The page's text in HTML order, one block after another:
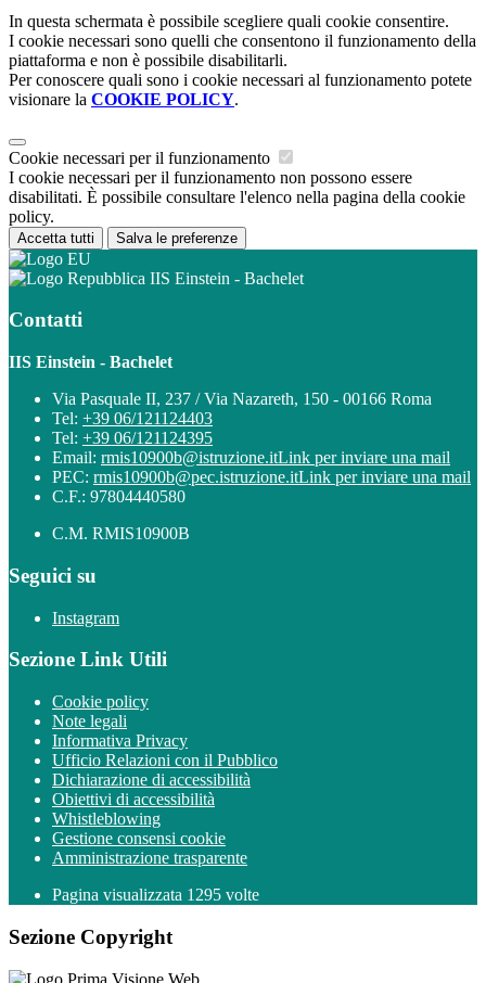
In questa schermata è possibile scegliere quali cookie consentire.
I cookie necessari sono quelli che consentono il funzionamento della
piattaforma e non è possibile disabilitarli.
Per conoscere quali sono i cookie necessari al funzionamento potete
visionare la COOKIE POLICY.
Cookie necessari per il funzionamento
I cookie necessari per il funzionamento non possono essere
disabilitati. È possibile consultare l'elenco nella pagina della cookie
policy.
Accetta tutti Salva le preferenze
IIS Einstein - Bachelet
Contatti
IIS Einstein - Bachelet
Via Pasquale II, 237 / Via Nazareth, 150 - 00166 Roma
Tel: +39 06/121124403
Tel: +39 06/121124395
Email: rmis10900b@istruzione.itLink per inviare una mail
PEC: rmis10900b@pec.istruzione.itLink per inviare una mail
C.F.: 97804440580
C.M. RMIS10900B
Seguici su
Instagram
Sezione Link Utili
Cookie policy
Note legali
Informativa Privacy
Ufficio Relazioni con il Pubblico
Dichiarazione di accessibilità
Obiettivi di accessibilità
Whistleblowing
Gestione consensi cookie
Amministrazione trasparente
Pagina visualizzata 1295 volte
Sezione Copyright